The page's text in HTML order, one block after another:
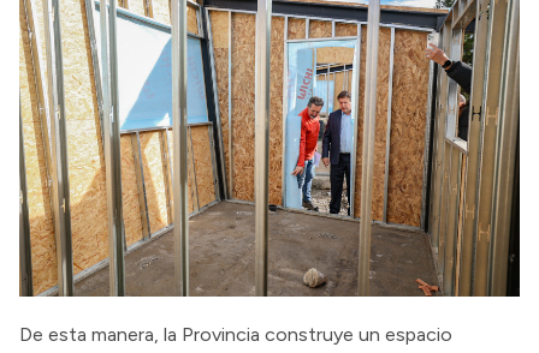
De esta manera, la Provincia construye un espacio